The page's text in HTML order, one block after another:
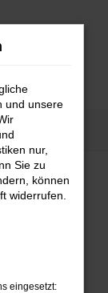
große
und unsere
nur,
Sie zu
können
widerrufen.
eingesetzt: